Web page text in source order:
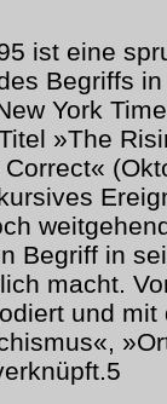
ist eine
Begriffs
York
»The
Begriff in
macht.
und mit